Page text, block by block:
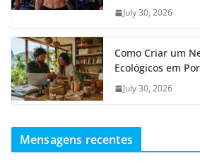
July 30, 2026
Como Criar um
Ecológicos em
July 30, 2026
Mensagens recentes